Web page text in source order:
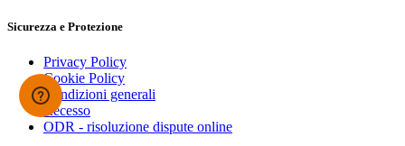
Sicurezza e Protezione
Privacy Policy
Cookie Policy
Condizioni generali
Recesso
ODR - risoluzione dispute online